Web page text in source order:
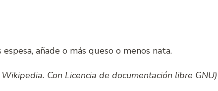
añade o más queso o menos nata.
Con Licencia de documentación libre GNU)